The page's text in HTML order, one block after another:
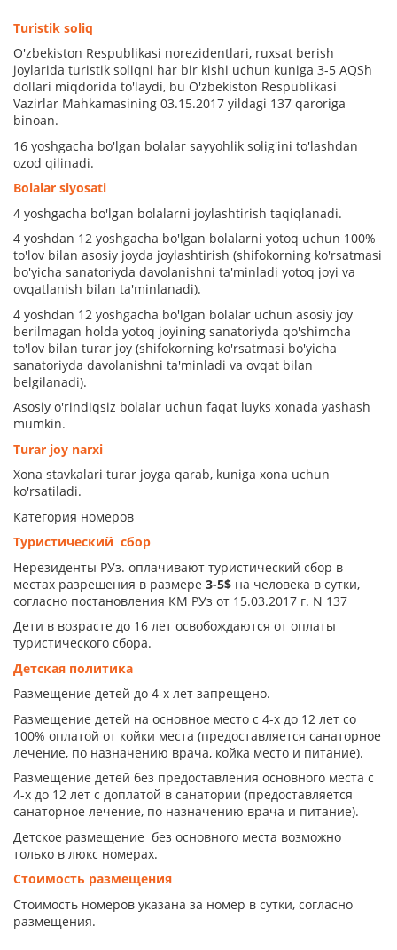
Turistik soliq
O'zbekiston Respublikasi norezidentlari, ruxsat berish
joylarida turistik soliqni har bir kishi uchun kuniga 3-5 AQSh
dollari miqdorida to'laydi, bu O'zbekiston Respublikasi
Vazirlar Mahkamasining 03.15.2017 yildagi 137 qaroriga
binoan.
16 yoshgacha bo'lgan bolalar sayyohlik solig'ini to'lashdan
ozod qilinadi.
Bolalar siyosati
4 yoshgacha bo'lgan bolalarni joylashtirish taqiqlanadi.
4 yoshdan 12 yoshgacha bo'lgan bolalarni yotoq uchun 100%
to'lov bilan asosiy joyda joylashtirish (shifokorning ko'rsatmasi
bo'yicha sanatoriyda davolanishni ta'minladi yotoq joyi va
ovqatlanish bilan ta'minlanadi).
4 yoshdan 12 yoshgacha bo'lgan bolalar uchun asosiy joy
berilmagan holda yotoq joyining sanatoriyda qo'shimcha
to'lov bilan turar joy (shifokorning ko'rsatmasi bo'yicha
sanatoriyda davolanishni ta'minladi va ovqat bilan
belgilanadi).
Asosiy o'rindiqsiz bolalar uchun faqat luyks xonada yashash
mumkin.
Turar joy narxi
Xona stavkalari turar joyga qarab, kuniga xona uchun
ko'rsatiladi.
Категория номеров
Туристический сбор
Нерезиденты РУз. оплачивают туристический сбор в
местах разрешения в размере 3-5$ на человека в сутки,
согласно постановления КМ РУз от 15.03.2017 г. N 137
Дети в возрасте до 16 лет освобождаются от оплаты
туристического сбора.
Детская политика
Размещение детей до 4-х лет запрещено.
Размещение детей на основное место с 4-х до 12 лет со
100% оплатой от койки места (предоставляется санаторное
лечение, по назначению врача, койка место и питание).
Размещение детей без предоставления основного места с
4-х до 12 лет с доплатой в санатории (предоставляется
санаторное лечение, по назначению врача и питание).
Детское размещение без основного места возможно
только в люкс номерах.
Стоимость размещения
Стоимость номеров указана за номер в сутки, согласно
размещения.